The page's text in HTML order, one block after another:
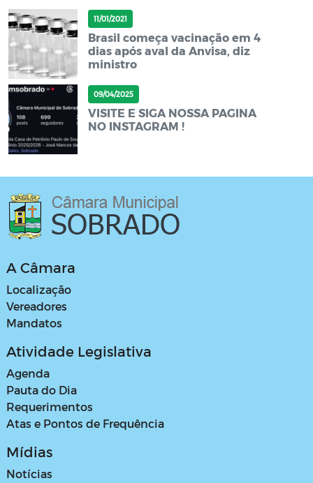
11/01/2021
Brasil começa vacinação em 4
dias após aval da Anvisa, diz
ministro
09/04/2025
VISITE E SIGA NOSSA PAGINA
NO INSTAGRAM !
A Câmara
Localização
Vereadores
Mandatos
Atividade Legislativa
Agenda
Pauta do Dia
Requerimentos
Atas e Pontos de Frequência
Mídias
Notícias